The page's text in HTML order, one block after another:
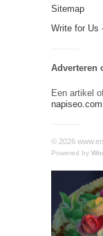
Sitemap
Write for Us
Adverteren
Een artikel
napiseo.com
© 2026
Powered by